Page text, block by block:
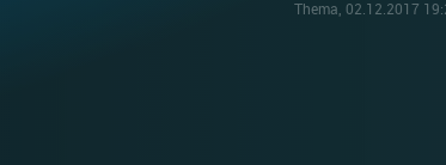
Thema, 02.12.2017